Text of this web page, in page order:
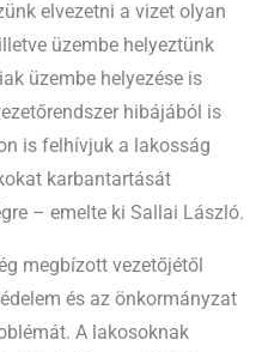
elvezetni a vizet olyan
üzembe helyeztünk
üzembe helyezése is
hibájából is
is felhívjuk a lakosság
karbantartását
– emelte ki Sallai László.
megbízott vezetőjétől
és az önkormányzat
A lakosoknak